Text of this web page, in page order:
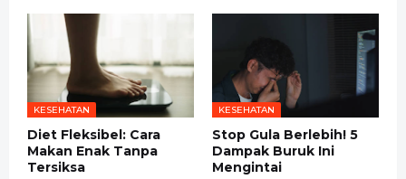
KESEHATAN
Diet Fleksibel: Cara
Makan Enak Tanpa
Tersiksa
KESEHATAN
Stop Gula Berlebih! 5
Dampak Buruk Ini
Mengintai